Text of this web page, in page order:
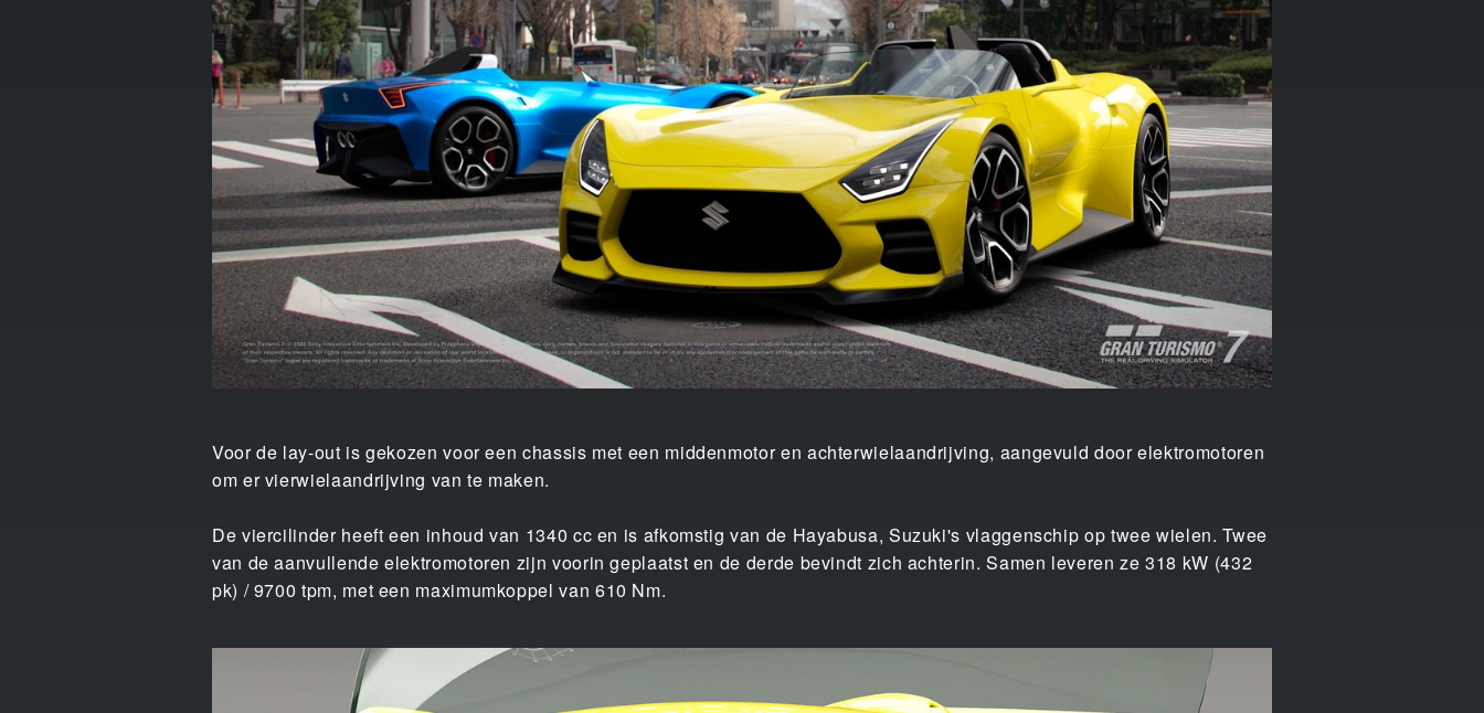
Voor de lay-out is gekozen voor een chassis met een middenmotor en achterwielaandrijving, aangevuld door elektromotoren
om er vierwielaandrijving van te maken.
De viercilinder heeft een inhoud van 1340 cc en is afkomstig van de Hayabusa, Suzuki's vlaggenschip op twee wielen. Twee
van de aanvullende elektromotoren zijn voorin geplaatst en de derde bevindt zich achterin. Samen leveren ze 318 kW (432
pk) / 9700 tpm, met een maximumkoppel van 610 Nm.